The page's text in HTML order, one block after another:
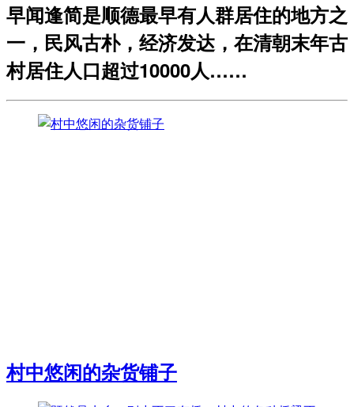
早闻逢简是顺德最早有人群居住的地方之
一，民风古朴，经济发达，在清朝末年古
村居住人口超过10000人……
村中悠闲的杂货铺子